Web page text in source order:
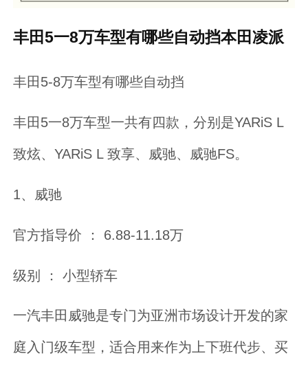
丰田5一8万车型有哪些自动挡本田凌派
丰田5-8万车型有哪些自动挡
丰田5一8万车型一共有四款，分别是YARiS L
致炫、YARiS L 致享、威驰、威驰FS。
1、威驰
官方指导价 ： 6.88-11.18万
级别 ： 小型轿车
一汽丰田威驰是专门为亚洲市场设计开发的家
庭入门级车型，适合用来作为上下班代步、买